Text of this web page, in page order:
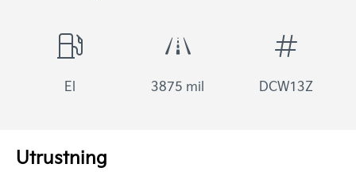
El 3875 mil DCW13Z
Utrustning